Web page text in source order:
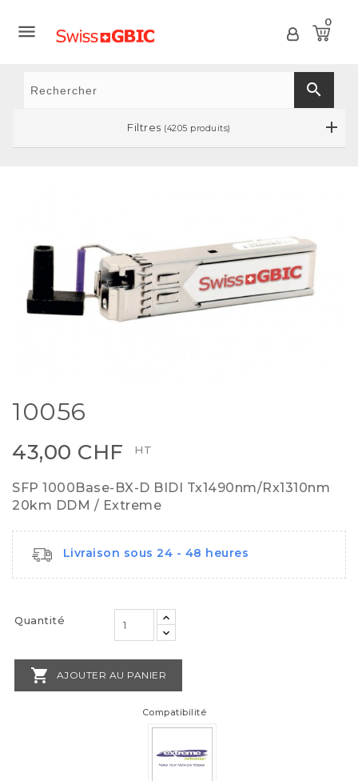
 0
search
Filtres (4205 produits)
10056
43,00 CHF HT
SFP 1000Base-BX-D BIDI Tx1490nm/Rx1310nm
20km DDM / Extreme
Livraison sous 24 - 48 heures
Quantité
 AJOUTER AU PANIER
Compatibilité